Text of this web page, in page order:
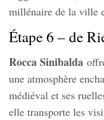
millénaire de la ville
Étape 6 – de
Rocca Sinibalda
une atmosphère
médiéval et ses
elle transporte les